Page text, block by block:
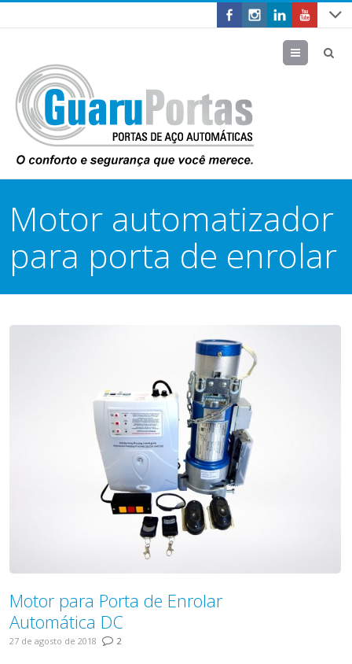
Menu
Motor automatizador
para porta de enrolar
Motor para Porta de Enrolar
Automática DC
27 de agosto de 2018 2